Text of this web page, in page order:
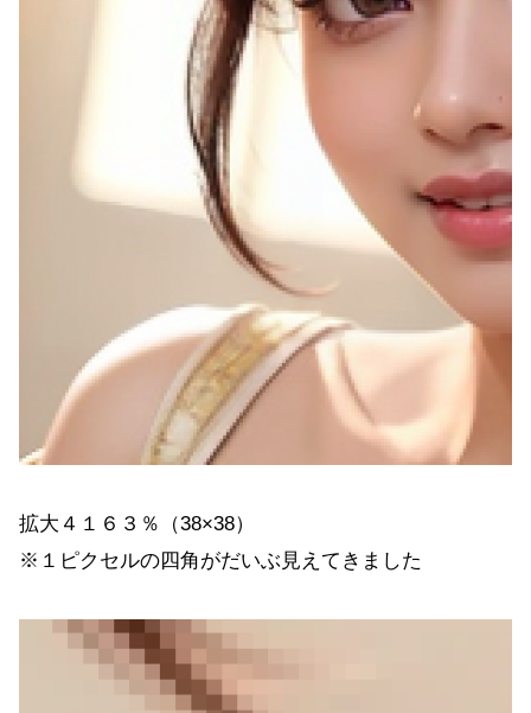
拡大４１６３％（38×38）
※１ピクセルの四角がだいぶ見えてきました